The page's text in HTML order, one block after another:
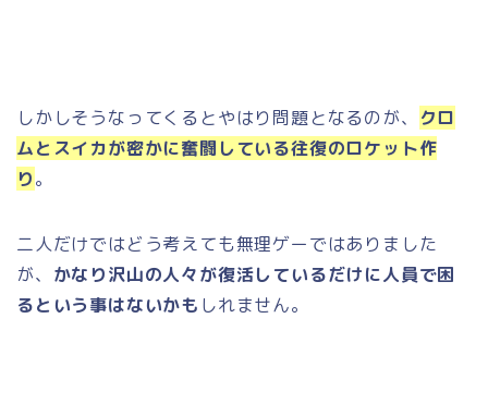
しかしそうなってくるとやはり問題となるのが、
クロ
ムとスイカが密かに奮闘している往復のロケット作
り。
二人だけではどう考えても無理ゲーではありました
が、 かなり沢山の人々が復活しているだけに人員で困
るという事はないかも しれません。